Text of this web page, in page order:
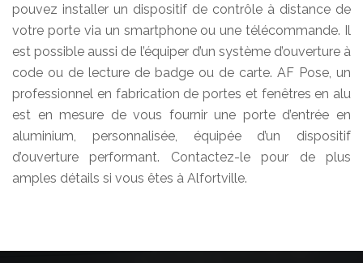
pouvez installer un dispositif de contrôle à distance de
votre porte via un smartphone ou une télécommande. Il
est possible aussi de l’équiper d’un système d’ouverture à
code ou de lecture de badge ou de carte. AF Pose, un
professionnel en fabrication de portes et fenêtres en alu
est en mesure de vous fournir une porte d’entrée en
aluminium, personnalisée, équipée d’un dispositif
d’ouverture performant. Contactez-le pour de plus
amples détails si vous êtes à Alfortville.